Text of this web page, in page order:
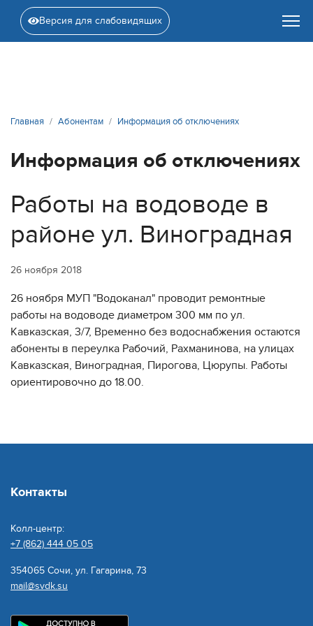
Версия для слабовидящих
Главная Абонентам Информация об отключениях
Информация об отключениях
Работы на водоводе в
районе ул. Виноградная
26 ноября 2018
26 ноября МУП "Водоканал" проводит ремонтные
работы на водоводе диаметром 300 мм по ул.
Кавказская, 3/7, Временно без водоснабжения остаются
абоненты в переулка Рабочий, Рахманинова, на улицах
Кавказская, Виноградная, Пирогова, Цюрупы. Работы
ориентировочно до 18.00.
Контакты
Колл-центр:
+7 (862) 444 05 05
354065 Сочи, ул. Гагарина, 73
mail@svdk.su